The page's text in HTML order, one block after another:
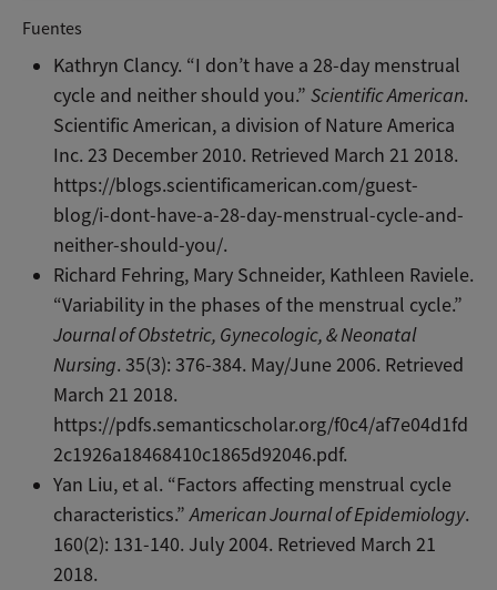
Fuentes
Kathryn Clancy. “I don’t have a 28-day menstrual
cycle and neither should you.”Scientific American.
Scientific American, a division of Nature America
Inc. 23 December 2010. Retrieved March 21 2018.
https://blogs.scientificamerican.com/guest-
blog/i-dont-have-a-28-day-menstrual-cycle-and-
neither-should-you/.
Richard Fehring, Mary Schneider, Kathleen Raviele.
“Variability in the phases of the menstrual cycle.”
Journal of Obstetric, Gynecologic, & Neonatal
Nursing. 35(3): 376-384. May/June 2006. Retrieved
March 21 2018.
https://pdfs.semanticscholar.org/f0c4/af7e04d1fd
2c1926a18468410c1865d92046.pdf.
Yan Liu, et al. “Factors affecting menstrual cycle
characteristics.”American Journal of Epidemiology.
160(2): 131-140. July 2004. Retrieved March 21
2018.